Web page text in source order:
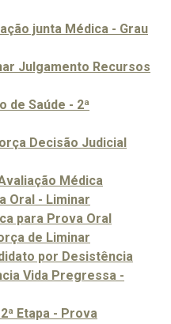
junta Médica - Grau
Julgamento Recursos
de Saúde - 2ª
Decisão Judicial
Médica
Oral - Liminar
para Prova Oral
de Liminar
por Desistência
Vida Pregressa -
Etapa - Prova